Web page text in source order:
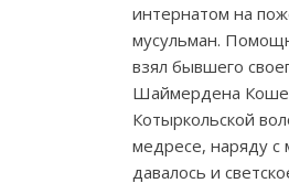
интернатом на
мусульман.
взял бывшего
Шаймердена
Котыркольской
медресе, наряду с
давалось и